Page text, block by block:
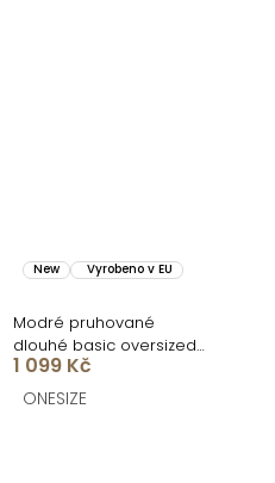
New Vyrobeno v EU
Modré pruhované
dlouhé basic oversized
bavlněné košilové šaty
FLARETA
1 099 Kč
ONESIZE